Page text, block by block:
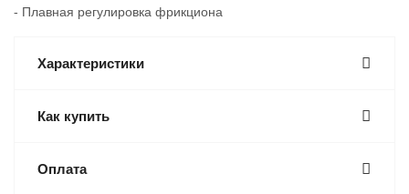
- Плавная регулировка фрикциона
Характеристики
Как купить
Оплата